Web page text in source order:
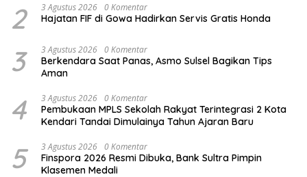
2 3 Agustus 2026 0 Komentar
Hajatan FIF di Gowa Hadirkan Servis Gratis Honda
3 3 Agustus 2026 0 Komentar
Berkendara Saat Panas, Asmo Sulsel Bagikan Tips
Aman
4 3 Agustus 2026 0 Komentar
Pembukaan MPLS Sekolah Rakyat Terintegrasi 2 Kota
Kendari Tandai Dimulainya Tahun Ajaran Baru
5 3 Agustus 2026 0 Komentar
Finspora 2026 Resmi Dibuka, Bank Sultra Pimpin
Klasemen Medali